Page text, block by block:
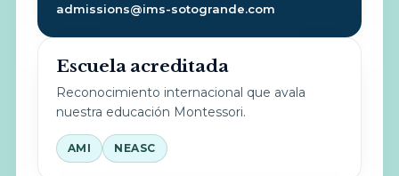
admissions@ims-sotogrande.com
Escuela acreditada
Reconocimiento internacional que avala
nuestra educación Montessori.
AMI NEASC